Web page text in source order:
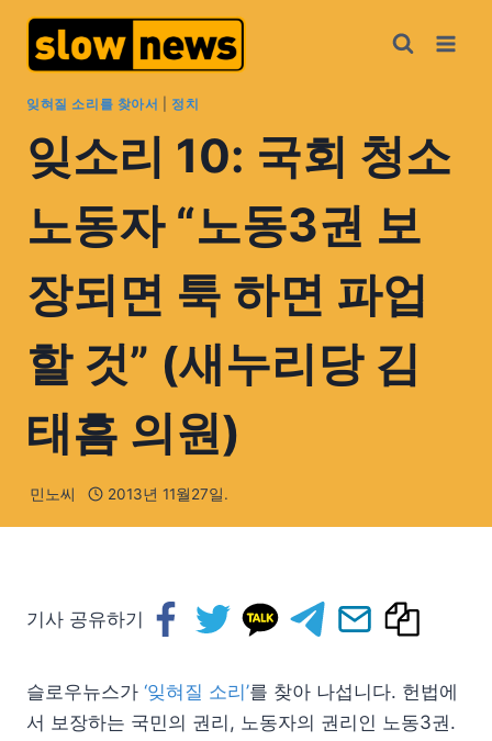
잊혀질 소리를 찾아서 정치
잊소리 10: 국회 청소
노동자 “노동3권 보
장되면 툭 하면 파업
할 것” (새누리당 김
태흠 의원)
민노씨 2013년 11월27일.
기사 공유하기
슬로우뉴스가 ‘잊혀질 소리’를 찾아 나섭니다. 헌법에
서 보장하는 국민의 권리, 노동자의 권리인 노동3권.